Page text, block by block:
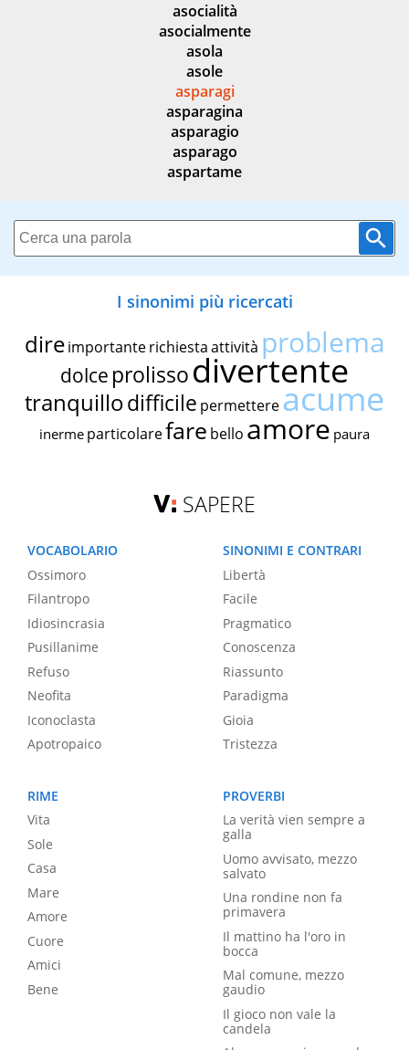
asocialità
asocialmente
asola
asole
asparagi
asparagina
asparagio
asparago
aspartame
I sinonimi più ricercati
dire importante richiestaattività problema
dolce prolissodivertente
tranquillodifficile permettereacume
inerme particolarefare bello amore paura
SAPERE
VOCABOLARIO
Ossimoro
Filantropo
Idiosincrasia
Pusillanime
Refuso
Neofita
Iconoclasta
Apotropaico
SINONIMI E CONTRARI
Libertà
Facile
Pragmatico
Conoscenza
Riassunto
Paradigma
Gioia
Tristezza
RIME
Vita
Sole
Casa
Mare
Amore
Cuore
Amici
Bene
PROVERBI
La verità vien sempre a
galla
Uomo avvisato, mezzo
salvato
Una rondine non fa
primavera
Il mattino ha l'oro in
bocca
Mal comune, mezzo
gaudio
Il gioco non vale la
candela